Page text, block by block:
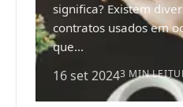
significa? Existem
contratos usados em
que...
16 set 20243 MIN